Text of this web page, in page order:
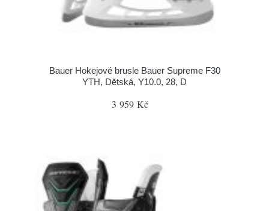
Bauer Hokejové brusle Bauer Supreme F30
YTH, Dětská, Y10.0, 28, D
3 959 Kč